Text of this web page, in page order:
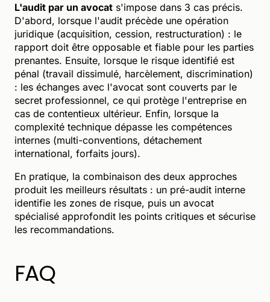
L'audit par un avocat s'impose dans 3 cas précis.
D'abord, lorsque l'audit précède une opération
juridique (acquisition, cession, restructuration) : le
rapport doit être opposable et fiable pour les parties
prenantes. Ensuite, lorsque le risque identifié est
pénal (travail dissimulé, harcèlement, discrimination)
: les échanges avec l'avocat sont couverts par le
secret professionnel, ce qui protège l'entreprise en
cas de contentieux ultérieur. Enfin, lorsque la
complexité technique dépasse les compétences
internes (multi-conventions, détachement
international, forfaits jours).
En pratique, la combinaison des deux approches
produit les meilleurs résultats : un pré-audit interne
identifie les zones de risque, puis un avocat
spécialisé approfondit les points critiques et sécurise
les recommandations.
FAQ